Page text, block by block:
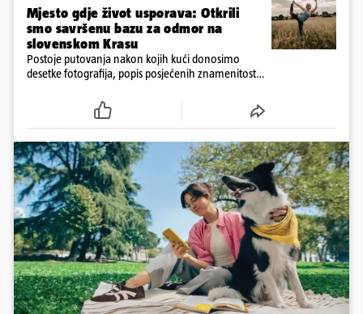
Mjesto gdje život usporava: Otkrili
smo savršenu bazu za odmor na
slovenskom Krasu
Postoje putovanja nakon kojih kući donosimo
desetke fotografija, popis posjećenih znamenitosti i